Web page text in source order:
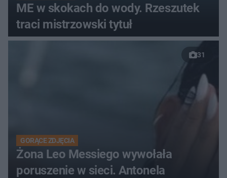
ME w skokach do wody. Rzeszutek
traci mistrzowski tytuł
31
GORĄCE ZDJĘCIA
Żona Leo Messiego wywołała
poruszenie w sieci. Antonela